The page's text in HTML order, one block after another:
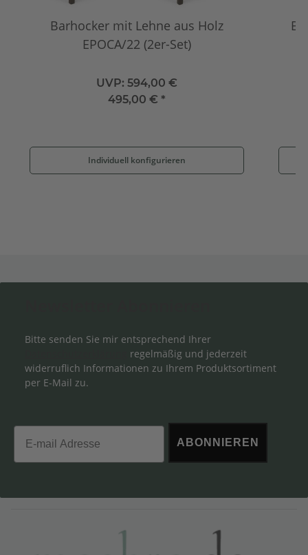
Barhocker mit Lehne aus Holz
EPOCA/22 (2er-Set)
UVP: 594,00 €
495,00 €*
Individuell konfigurieren
Bitte senden Sie mir entsprechend Ihrer
regelmäßig und jederzeit
widerruflich Informationen zu Ihrem Produktsortiment
per E-Mail zu.
Email
ABONNIEREN